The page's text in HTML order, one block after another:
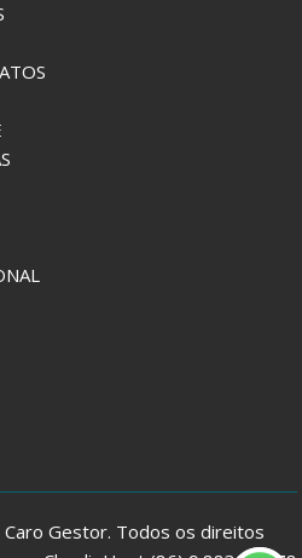
Gestor. Todos os direitos